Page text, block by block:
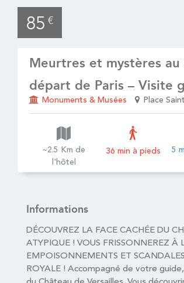
85 €
Meurtres et mystères au
départ de Paris – Visite
Monuments & Musées Place
~2.5 Km de
l'hôtel
36 min à pieds 5
Informations
DÉCOUVREZ LA FACE CACHÉE DU
ATYPIQUE ! VOUS FRISSONNEREZ À
EMPOISONNEMENTS ET
ROYALE ! Accompagné de votre